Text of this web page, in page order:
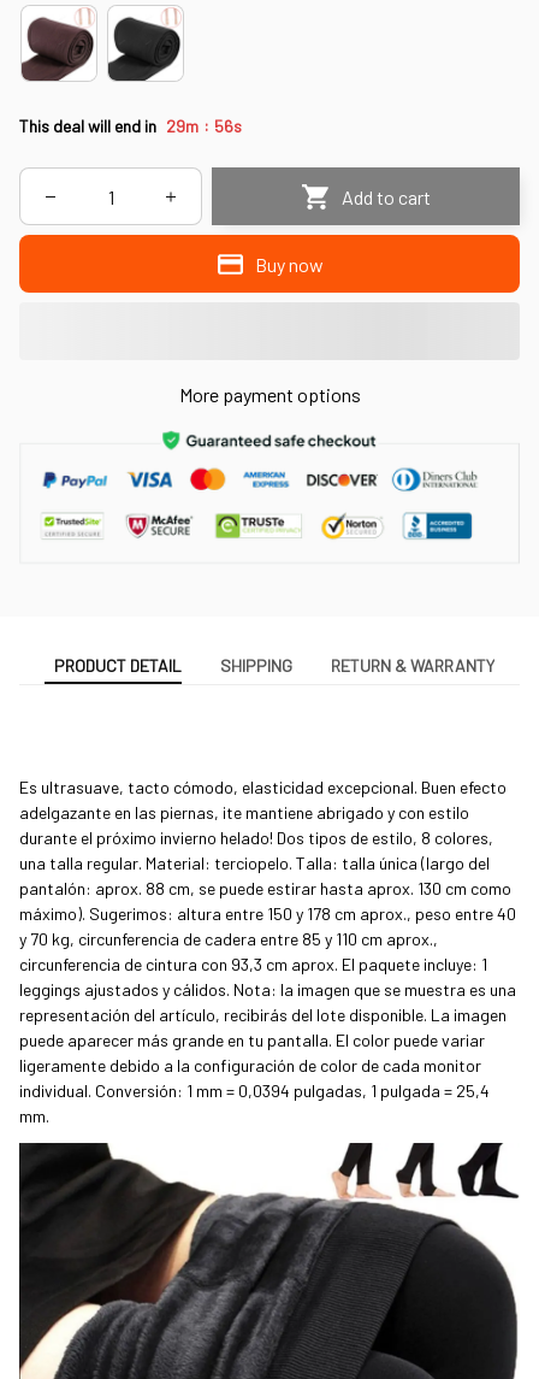
This deal will end in 29m : 55s
Add to cart
Buy now
More payment options
PRODUCT DETAIL SHIPPING RETURN & WARRANTY
Es ultrasuave, tacto cómodo, elasticidad excepcional. Buen efecto
adelgazante en las piernas, ¡te mantiene abrigado y con estilo
durante el próximo invierno helado! Dos tipos de estilo, 8 colores,
una talla regular. Material: terciopelo. Talla: talla única (largo del
pantalón: aprox. 88 cm, se puede estirar hasta aprox. 130 cm como
máximo). Sugerimos: altura entre 150 y 178 cm aprox., peso entre 40
y 70 kg, circunferencia de cadera entre 85 y 110 cm aprox.,
circunferencia de cintura con 93,3 cm aprox. El paquete incluye: 1
leggings ajustados y cálidos. Nota: la imagen que se muestra es una
representación del artículo, recibirás del lote disponible. La imagen
puede aparecer más grande en tu pantalla. El color puede variar
ligeramente debido a la configuración de color de cada monitor
individual. Conversión: 1 mm = 0,0394 pulgadas, 1 pulgada = 25,4
mm.